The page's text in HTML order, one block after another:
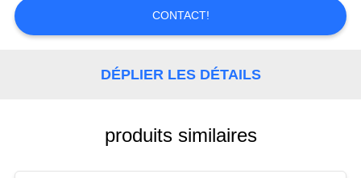
DU
SITE
CONTACT!
DÉPLIER LES DÉTAILS
produits similaires